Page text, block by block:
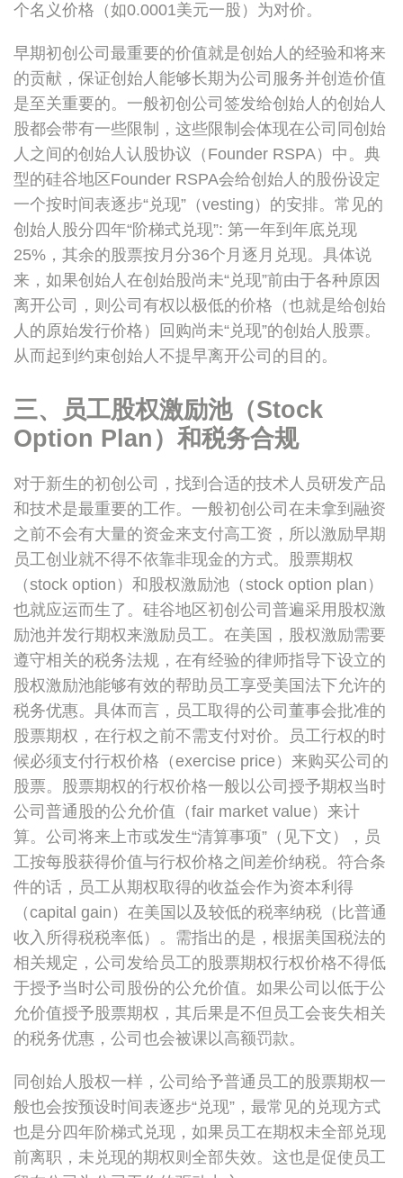
个名义价格（如0.0001美元一股）为对价。
早期初创公司最重要的价值就是创始人的经验和将来
的贡献，保证创始人能够长期为公司服务并创造价值
是至关重要的。一般初创公司签发给创始人的创始人
股都会带有一些限制，这些限制会体现在公司同创始
人之间的创始人认股协议（Founder RSPA）中。典
型的硅谷地区Founder RSPA会给创始人的股份设定
一个按时间表逐步“兑现”（vesting）的安排。常见的
创始人股分四年“阶梯式兑现”: 第一年到年底兑现
25%，其余的股票按月分36个月逐月兑现。具体说
来，如果创始人在创始股尚未“兑现”前由于各种原因
离开公司，则公司有权以极低的价格（也就是给创始
人的原始发行价格）回购尚未“兑现”的创始人股票。
从而起到约束创始人不提早离开公司的目的。
三、员工股权激励池（Stock
Option Plan）和税务合规
对于新生的初创公司，找到合适的技术人员研发产品
和技术是最重要的工作。一般初创公司在未拿到融资
之前不会有大量的资金来支付高工资，所以激励早期
员工创业就不得不依靠非现金的方式。股票期权
（stock option）和股权激励池（stock option plan）
也就应运而生了。硅谷地区初创公司普遍采用股权激
励池并发行期权来激励员工。在美国，股权激励需要
遵守相关的税务法规，在有经验的律师指导下设立的
股权激励池能够有效的帮助员工享受美国法下允许的
税务优惠。具体而言，员工取得的公司董事会批准的
股票期权，在行权之前不需支付对价。员工行权的时
候必须支付行权价格（exercise price）来购买公司的
股票。股票期权的行权价格一般以公司授予期权当时
公司普通股的公允价值（fair market value）来计
算。公司将来上市或发生“清算事项”（见下文），员
工按每股获得价值与行权价格之间差价纳税。符合条
件的话，员工从期权取得的收益会作为资本利得
（capital gain）在美国以及较低的税率纳税（比普通
收入所得税税率低）。需指出的是，根据美国税法的
相关规定，公司发给员工的股票期权行权价格不得低
于授予当时公司股份的公允价值。如果公司以低于公
允价值授予股票期权，其后果是不但员工会丧失相关
的税务优惠，公司也会被课以高额罚款。
同创始人股权一样，公司给予普通员工的股票期权一
般也会按预设时间表逐步“兑现”，最常见的兑现方式
也是分四年阶梯式兑现，如果员工在期权未全部兑现
前离职，未兑现的期权则全部失效。这也是促使员工